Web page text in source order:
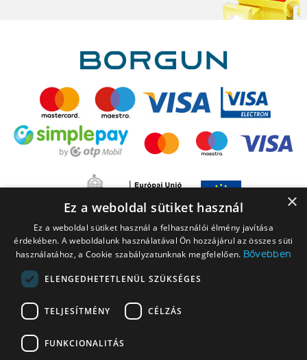
A LEGO elnevezés, a LEGO logó, a Minifigure, a DUPLO, a DUPLO logó, a
NINJAGO, a NINJAGO logó, a FRIENDS logó, a HIDDEN SIDE logó, a MINIFIGURES
logó, a MINDSTORMS, a MINDSTORMS logó, a VIDIYO, a NEXO KNIGHTS,
NEXO KNIGHTS logó, az EDITIONS logó és a SMART PLAY logó a The LEGO
×
Ez a weboldal sütiket használ
Ez a weboldal sütiket használ a felhasználói élmény javítása
érdekében. A weboldalunk használatával Ön hozzájárul az összes süti
használatához, a Cookie szabályzatunknak megfelelően. Bővebben
ELENGEDHETETLENÜL SZÜKSÉGES
TELJESÍTMÉNY CÉLZÁS
FUNKCIONALITÁS